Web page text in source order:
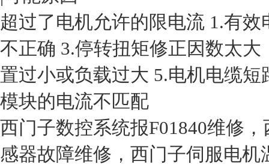
超过了电机允许的限电流 1.有
不正确 3.停转扭矩修正因数太
置过小或负载过大 5.电机电缆
模块的电流不匹配
西门子数控系统报F01840维修
感器故障维修，西门子伺服电机